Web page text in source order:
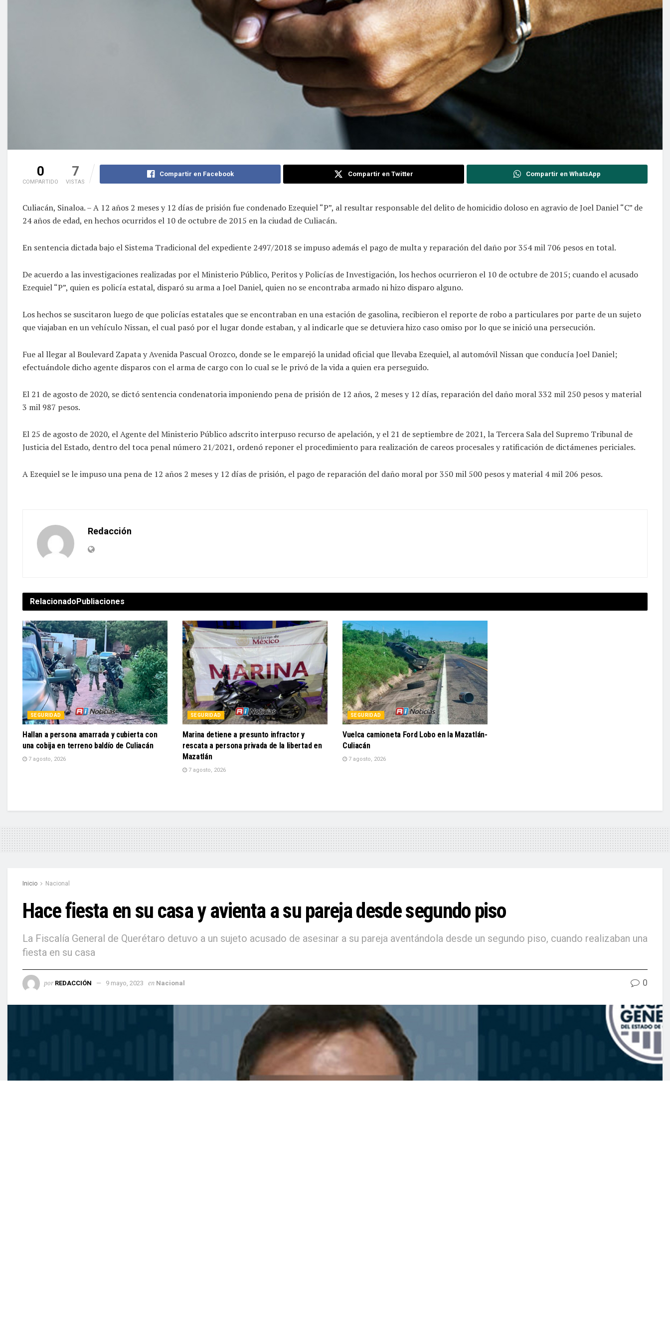
0
COMPARTIDO
7
VISTAS
Compartir en Facebook Compartir en Twitter Compartir en WhatsApp
Culiacán, Sinaloa. – A 12 años 2 meses y 12 días de prisión fue condenado Ezequiel “P”, al resultar responsable del delito de homicidio doloso en agravio de Joel Daniel “C” de
24 años de edad, en hechos ocurridos el 10 de octubre de 2015 en la ciudad de Culiacán.
En sentencia dictada bajo el Sistema Tradicional del expediente 2497/2018 se impuso además el pago de multa y reparación del daño por 354 mil 706 pesos en total.
De acuerdo a las investigaciones realizadas por el Ministerio Público, Peritos y Policías de Investigación, los hechos ocurrieron el 10 de octubre de 2015; cuando el acusado
Ezequiel “P”, quien es policía estatal, disparó su arma a Joel Daniel, quien no se encontraba armado ni hizo disparo alguno.
Los hechos se suscitaron luego de que policías estatales que se encontraban en una estación de gasolina, recibieron el reporte de robo a particulares por parte de un sujeto
que viajaban en un vehículo Nissan, el cual pasó por el lugar donde estaban, y al indicarle que se detuviera hizo caso omiso por lo que se inició una persecución.
Fue al llegar al Boulevard Zapata y Avenida Pascual Orozco, donde se le emparejó la unidad oficial que llevaba Ezequiel, al automóvil Nissan que conducía Joel Daniel;
efectuándole dicho agente disparos con el arma de cargo con lo cual se le privó de la vida a quien era perseguido.
El 21 de agosto de 2020, se dictó sentencia condenatoria imponiendo pena de prisión de 12 años, 2 meses y 12 días, reparación del daño moral 332 mil 250 pesos y material
3 mil 987 pesos.
El 25 de agosto de 2020, el Agente del Ministerio Público adscrito interpuso recurso de apelación, y el 21 de septiembre de 2021, la Tercera Sala del Supremo Tribunal de
Justicia del Estado, dentro del toca penal número 21/2021, ordenó reponer el procedimiento para realización de careos procesales y ratificación de dictámenes periciales.
A Ezequiel se le impuso una pena de 12 años 2 meses y 12 días de prisión, el pago de reparación del daño moral por 350 mil 500 pesos y material 4 mil 206 pesos.
Redacción
RelacionadoPubliaciones
SEGURIDAD
Hallan a persona amarrada y cubierta con
una cobija en terreno baldío de Culiacán
7 agosto, 2026
SEGURIDAD
Marina detiene a presunto infractor y
rescata a persona privada de la libertad en
Mazatlán
7 agosto, 2026
SEGURIDAD
Vuelca camioneta Ford Lobo en la Mazatlán-
Culiacán
7 agosto, 2026
Inicio Nacional
Hace fiesta en su casa y avienta a su pareja desde segundo piso
La Fiscalía General de Querétaro detuvo a un sujeto acusado de asesinar a su pareja aventándola desde un segundo piso, cuando realizaban una
fiesta en su casa
por REDACCIÓN 9 mayo, 2023 en Nacional 0